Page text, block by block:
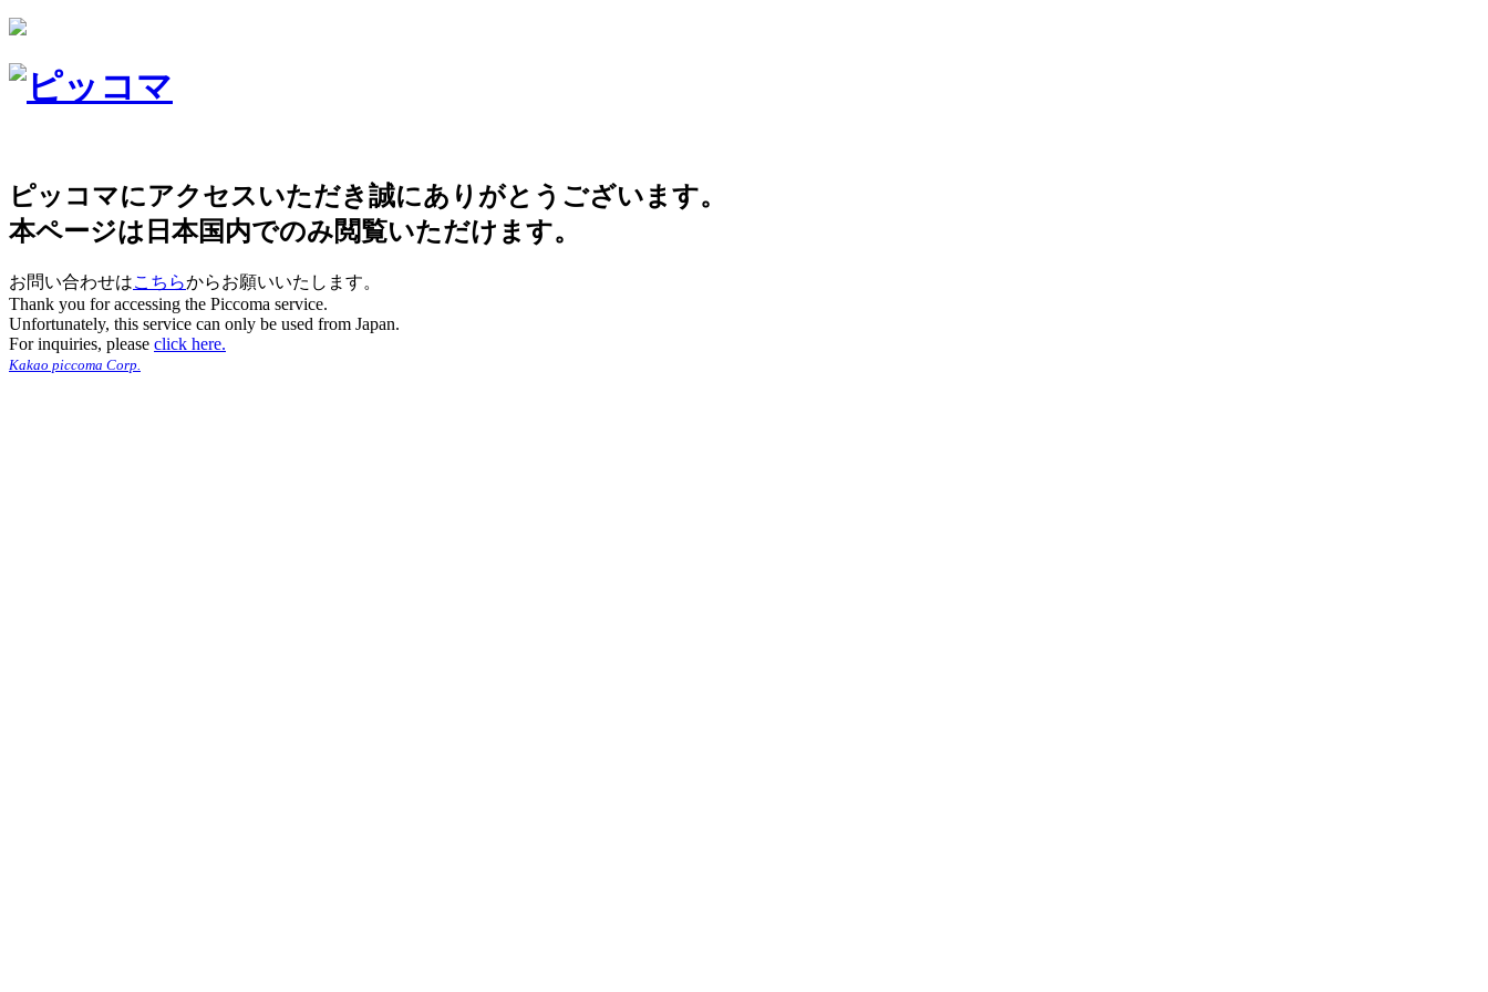
ピッコマにアクセスいただき誠にありがとうございます。
本ページは日本国内でのみ閲覧いただけます。
お問い合わせはこちらからお願いいたします。
Thank you for accessing the Piccoma service.
Unfortunately, this service can only be used from Japan.
For inquiries, please click here.
Kakao piccoma Corp.